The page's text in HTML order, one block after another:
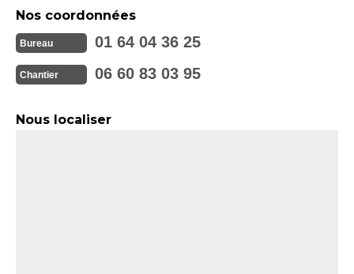
Nos coordonnées
Bureau 01 64 04 36 25
Chantier 06 60 83 03 95
Nous localiser